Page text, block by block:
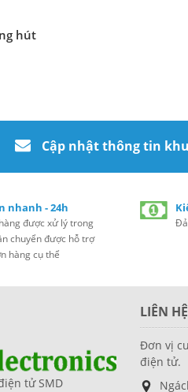
hút
Cập nhật thông tin
nhanh - 24h
được xử lý trong
chuyển được hỗ trợ
hàng cụ thể
tử SMD
LIÊN HỆ
Đơn vị
điện tử.